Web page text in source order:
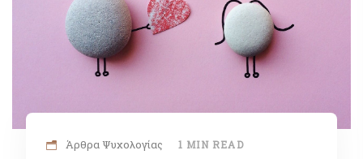
Άρθρα Ψυχολογίας 1 MIN READ